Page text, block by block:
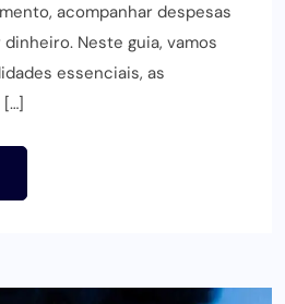
acompanhar despesas
Neste guia, vamos
essenciais, as